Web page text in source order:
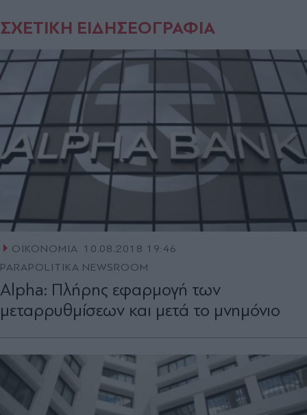
ΣΧΕΤΙΚΗ ΕΙΔΗΣΕΟΓΡΑΦΙΑ
ΟΙΚΟΝΟΜΙΑ
10.08.2018 19:46
PARAPOLITIKA NEWSROOM
Alpha: Πλήρης εφαρμογή των
μεταρρυθμίσεων και μετά το μνημόνιο